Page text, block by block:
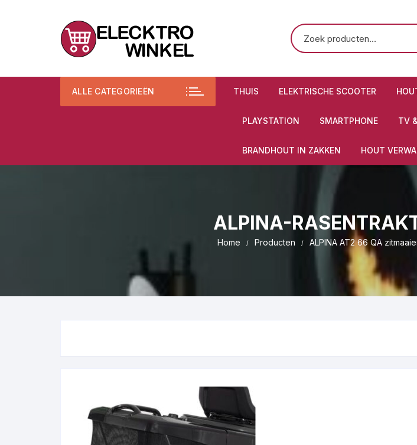
ALLE CATEGORIEËN THUIS ELEKTRISCHE SCOOTER
PLAYSTATION SMARTPHONE TV
BRANDHOUT IN ZAKKEN HOUT
ALPINA-
Home Producten ALPINA AT2 66 QA